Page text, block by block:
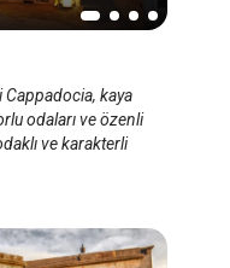
Cappadocia, kaya
odaları ve özenli
ve karakterli